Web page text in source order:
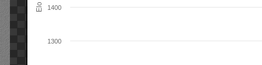
Elo
1300
1400